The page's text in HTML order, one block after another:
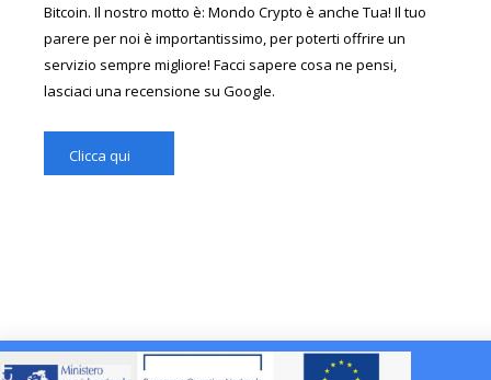
Bitcoin. Il nostro motto è: Mondo Crypto è anche Tua! Il tuo
parere per noi è importantissimo, per poterti offrire un
servizio sempre migliore! Facci sapere cosa ne pensi,
lasciaci una recensione su Google.
Clicca qui